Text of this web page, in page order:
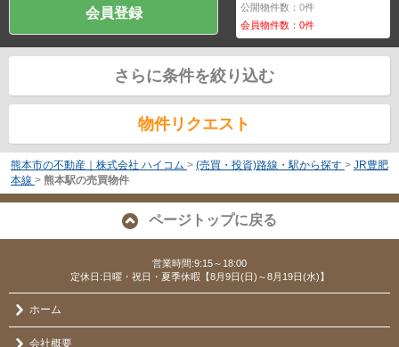
会員登録 公開物件数：0件
会員物件数：0件
さらに条件を絞り込む
物件リクエスト
熊本市の不動産｜株式会社 ハイコム > (売買・投資)路線・駅から探す > JR豊肥
本線 > 熊本駅の売買物件
ページトップに戻る
営業時間:9:15～18:00
定休日:日曜・祝日・夏季休暇【8月9日(日)～8月19日(水)】
ホーム
会社概要